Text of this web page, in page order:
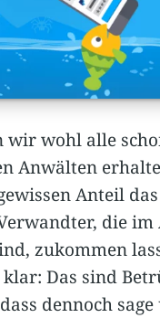
wir wohl alle
Anwälten
Anteil
die im
zukommen
Das sind
dennoch